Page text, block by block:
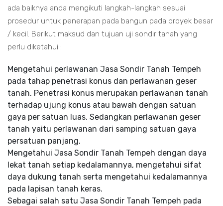
ada baiknya anda mengikuti langkah-langkah sesuai
prosedur untuk penerapan pada bangun pada proyek besar
/ kecil. Berikut maksud dan tujuan uji sondir tanah yang
perlu diketahui :
Mengetahui perlawanan Jasa Sondir Tanah Tempeh
pada tahap penetrasi konus dan perlawanan geser
tanah. Penetrasi konus merupakan perlawanan tanah
terhadap ujung konus atau bawah dengan satuan
gaya per satuan luas. Sedangkan perlawanan geser
tanah yaitu perlawanan dari samping satuan gaya
persatuan panjang.
Mengetahui Jasa Sondir Tanah Tempeh dengan daya
lekat tanah setiap kedalamannya, mengetahui sifat
daya dukung tanah serta mengetahui kedalamannya
pada lapisan tanah keras.
Sebagai salah satu Jasa Sondir Tanah Tempeh pada